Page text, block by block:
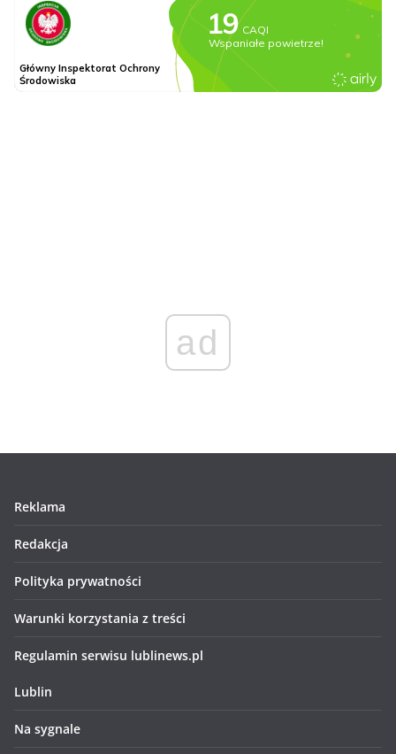
ad
Reklama
Redakcja
Polityka prywatności
Warunki korzystania z treści
Regulamin serwisu lublinews.pl
Lublin
Na sygnale